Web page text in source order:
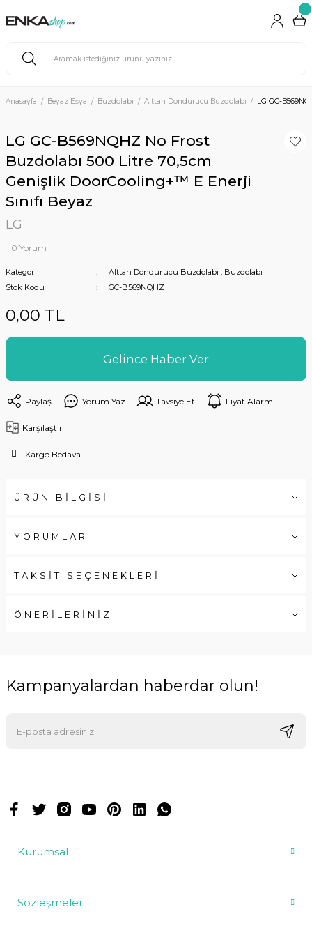
Anasayfa Beyaz Eşya Buzdolabı Alttan Dondurucu Buzdolabı LG GC-
LG GC-B569NQHZ No Frost
Buzdolabı 500 Litre 70,5cm
Genişlik DoorCooling+™ E Enerji
Sınıfı Beyaz
LG
0 Yorum
Kategori Alttan Dondurucu Buzdolabı , Buzdolabı
Stok Kodu
GC-B569NQHZ
0,00 TL
Gelince Haber Ver
Paylaş Yorum Yaz Tavsiye Et Fiyat Alarmı
Karşılaştır
Kargo Bedava
ÜRÜN BİLGİSİ
YORUMLAR
TAKSİT SEÇENEKLERİ
ÖNERİLERİNİZ
Kampanyalardan haberdar olun!
Kurumsal
Sözleşmeler